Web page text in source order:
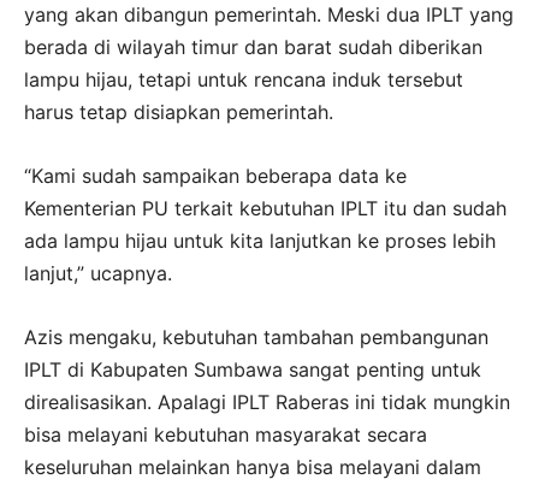
yang akan dibangun pemerintah. Meski dua IPLT yang
berada di wilayah timur dan barat sudah diberikan
lampu hijau, tetapi untuk rencana induk tersebut
harus tetap disiapkan pemerintah.
“Kami sudah sampaikan beberapa data ke
Kementerian PU terkait kebutuhan IPLT itu dan sudah
ada lampu hijau untuk kita lanjutkan ke proses lebih
lanjut,” ucapnya.
Azis mengaku, kebutuhan tambahan pembangunan
IPLT di Kabupaten Sumbawa sangat penting untuk
direalisasikan. Apalagi IPLT Raberas ini tidak mungkin
bisa melayani kebutuhan masyarakat secara
keseluruhan melainkan hanya bisa melayani dalam